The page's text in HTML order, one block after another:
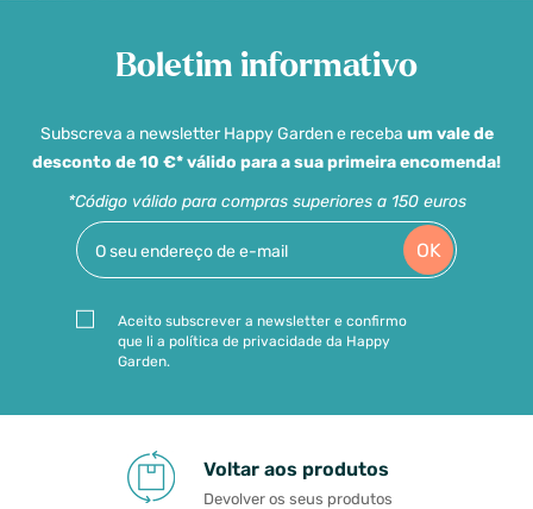
Boletim informativo
Subscreva a newsletter Happy Garden e receba um vale de
desconto de 10 €* válido para a sua primeira encomenda!
*Código válido para compras superiores a 150 euros
OK
Aceito subscrever a newsletter e confirmo
que li a política de privacidade da Happy
Garden.
Voltar aos produtos
Devolver os seus produtos